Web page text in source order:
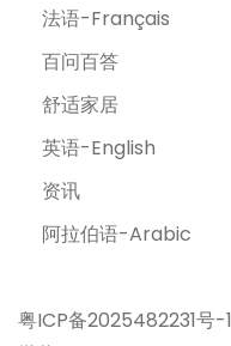
法语-Français
百问百答
舒适家居
英语-English
资讯
阿拉伯语-Arabic
粤ICP备2025482231号-1